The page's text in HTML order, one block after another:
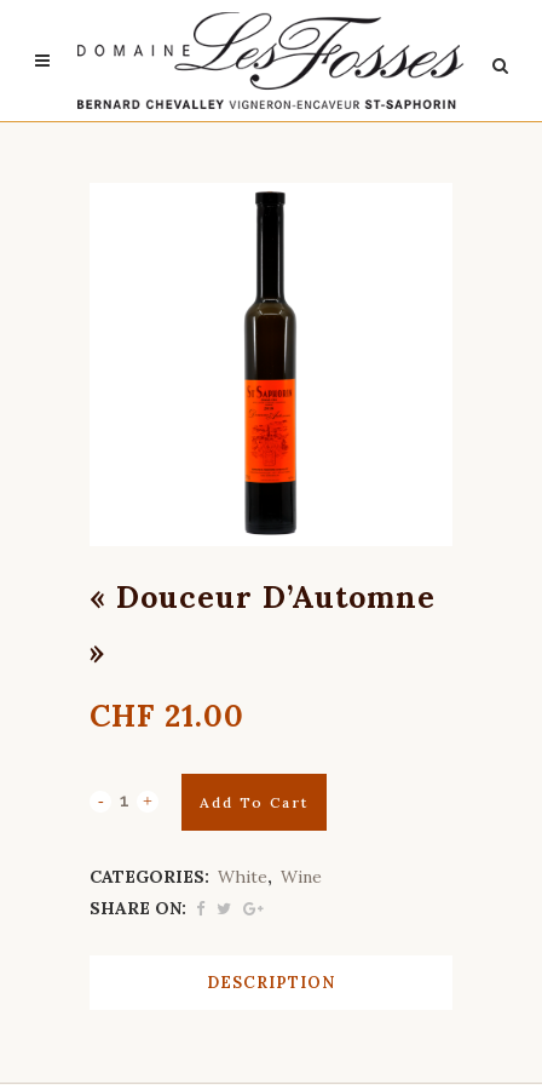
« Douceur D’Automne
»
CHF 21.00
Add To Cart
CATEGORIES: White, Wine
SHARE ON:
DESCRIPTION